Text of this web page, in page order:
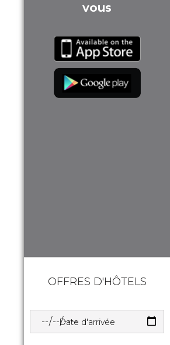
vous
OFFRES D'HÔTELS
Date d'arrivée